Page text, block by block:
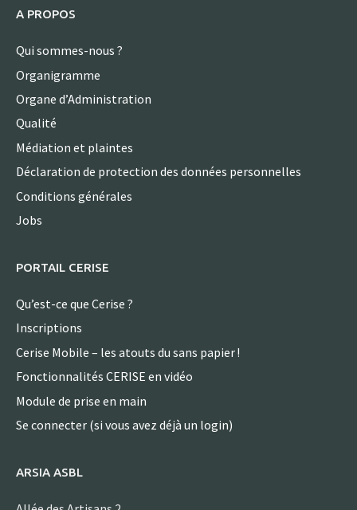
A PROPOS
Qui sommes-nous ?
Organigramme
Organe d’Administration
Qualité
Médiation et plaintes
Déclaration de protection des données personnelles
Conditions générales
Jobs
PORTAIL CERISE
Qu’est-ce que Cerise ?
Inscriptions
Cerise Mobile – les atouts du sans papier !
Fonctionnalités CERISE en vidéo
Module de prise en main
Se connecter (si vous avez déjà un login)
ARSIA ASBL